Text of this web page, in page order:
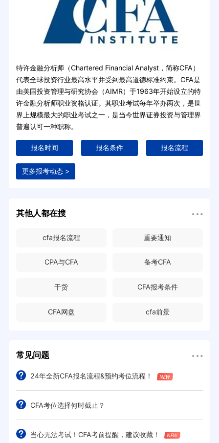
特许金融分析师（Chartered Financial Analyst，简称CFA）
代表全球投资行业最高水平并受到最高道德标准约束。CFA是
由美国投资管理与研究协会（AIMR）于1963年开始设立的特
许金融分析师职业资格认证。其职业考试每年举办两次，是世
界上规模最大的职业考试之一，是当今世界证券投资与管理界
普遍认可一种职称。
报名时间 报名条件 报名流程
更多报考动态 >
其他人都在搜
cfa报名流程 重要通知
CPA与CFA 备考CFA
干货 CFA报考条件
CFA网盘 cfa前景
常见问题
24年全新CFA报名流程&预约考位流程！
CFA考位选择何时截止？
当心无法考试！CFA考前提醒，建议收藏！